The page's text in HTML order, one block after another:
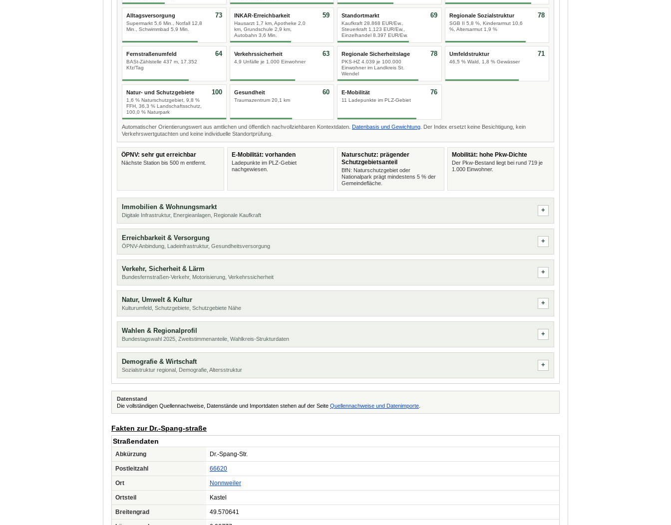
Alltagsversorgung
Supermarkt 5,6 Min., Notfall 12,8
Min., Schwimmbad 5,9 Min.
73 INKAR-Erreichbarkeit
Hausarzt 1,7 km, Apotheke 2,0
km, Grundschule 2,9 km,
Autobahn 3,6 Min.
59 Standortmarkt
Kaufkraft 28.868 EUR/Ew.,
Steuerkraft 1.123 EUR/Ew.,
Einzelhandel 8.397 EUR/Ew.
69 Regionale Sozialstruktur
SGB II 5,8 %, Kinderarmut 10,6
%, Altersarmut 1,9 %
78
Fernstraßenumfeld
BASt-Zählstelle 437 m, 17.352
Kfz/Tag
64 Verkehrssicherheit
4,9 Unfälle je 1.000 Einwohner
63 Regionale Sicherheitslage
PKS-HZ 4.039 je 100.000
Einwohner im Landkreis St.
Wendel
78 Umfeldstruktur
46,5 % Wald, 1,8 % Gewässer
71
Natur- und Schutzgebiete
1,6 % Naturschutzgebiet, 9,8 %
FFH, 36,3 % Landschaftsschutz,
100,0 % Naturpark
100 Gesundheit
Traumazentrum 20,1 km
60 E-Mobilität
11 Ladepunkte im PLZ-Gebiet
76
Automatischer Orientierungswert aus amtlichen und öffentlich nachvollziehbaren Kontextdaten. Datenbasis und Gewichtung . Der Index ersetzt keine Besichtigung, kein
Verkehrswertgutachten und keine individuelle Standortprüfung.
ÖPNV: sehr gut erreichbar
Nächste Station bis 500 m entfernt.
E-Mobilität: vorhanden
Ladepunkte im PLZ-Gebiet
nachgewiesen.
Naturschutz: prägender
Schutzgebietsanteil
BfN: Naturschutzgebiet oder
Nationalpark prägt mindestens 5 % der
Gemeindefläche.
Mobilität: hohe Pkw-Dichte
Der Pkw-Bestand liegt bei rund 719 je
1.000 Einwohner.
Immobilien & Wohnungsmarkt
Digitale Infrastruktur, Energieanlagen, Regionale Kaufkraft
Erreichbarkeit & Versorgung
ÖPNV-Anbindung, Ladeinfrastruktur, Gesundheitsversorgung
Verkehr, Sicherheit & Lärm
Bundesfernstraßen-Verkehr, Motorisierung, Verkehrssicherheit
Natur, Umwelt & Kultur
Kulturumfeld, Schutzgebiete, Schutzgebiete Nähe
Wahlen & Regionalprofil
Bundestagswahl 2025, Zweitstimmenanteile, Wahlkreis-Strukturdaten
Demografie & Wirtschaft
Sozialstruktur regional, Demografie, Altersstruktur
Datenstand
Die vollständigen Quellennachweise, Datenstände und Importdaten stehen auf der Seite Quellennachweise und Datenimporte
Fakten zur Dr.-Spang-straße
Straßendaten
Abkürzung Dr.-Spang-Str.
Postleitzahl 66620
Ort Nonnweiler
Ortsteil Kastel
Breitengrad 49.570641